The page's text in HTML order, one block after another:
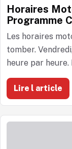
Horaires
Programme
Les horaires
tomber.
heure par
Lire l article